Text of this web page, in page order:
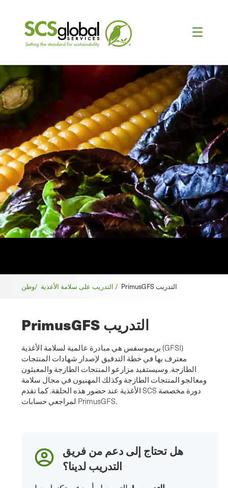
فتات
وطن/ التدريب على سلامة الأغذية / PrimusGFS التدريب
PrimusGFS التدريب
بريموسفس هي مبادرة عالمية لسلامة الأغذية (GFSI)
معترف بها في خطة التدقيق لإصدار شهادات المنتجات
الطازجة. وسيستفيد مزارعو المنتجات الطازجة والمعبئون
ومعالجو المنتجات الطازجة وكذلك المهنيون في مجال سلامة
الأغذية عند حضور هذه الحلقة. كما تقدم SCS دورة مخصصة
لمراجعي حسابات PrimusGFS.
هل تحتاج إلى دعم من فريق
التدريب لدينا؟